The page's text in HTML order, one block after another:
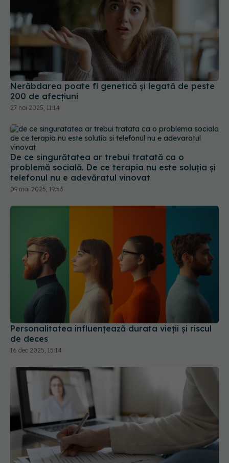
Nerăbdarea poate fi genetică și legată de peste
200 de afecțiuni
27 noi 2025, 11:14
De ce singurătatea ar trebui tratată ca o
problemă socială. De ce terapia nu este soluția și
telefonul nu e adevăratul vinovat
09 mai 2025, 19:53
Personalitatea influențează durata vieții și riscul
de deces
16 dec 2025, 15:14